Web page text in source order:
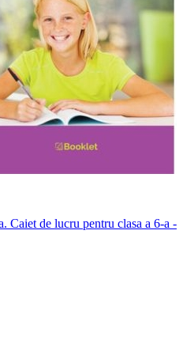
Caiet de lucru pentru clasa a 6-a -